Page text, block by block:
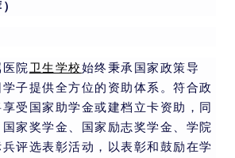
院卫生学校始终秉承国家政策导
子提供全方位的资助体系。符合政
受国家助学金或建档立卡资助，同
家奖学金、国家励志奖学金、学院
评选表彰活动，以表彰和鼓励在学